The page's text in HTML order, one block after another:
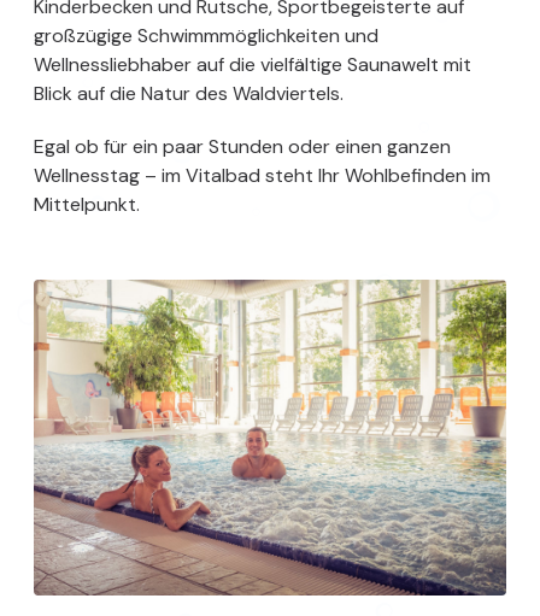
Kinderbecken und Rutsche, Sportbegeisterte auf
großzügige Schwimmmöglichkeiten und
Wellnessliebhaber auf die vielfältige Saunawelt mit
Blick auf die Natur des Waldviertels.
Egal ob für ein paar Stunden oder einen ganzen
Wellnesstag – im Vitalbad steht Ihr Wohlbefinden im
Mittelpunkt.